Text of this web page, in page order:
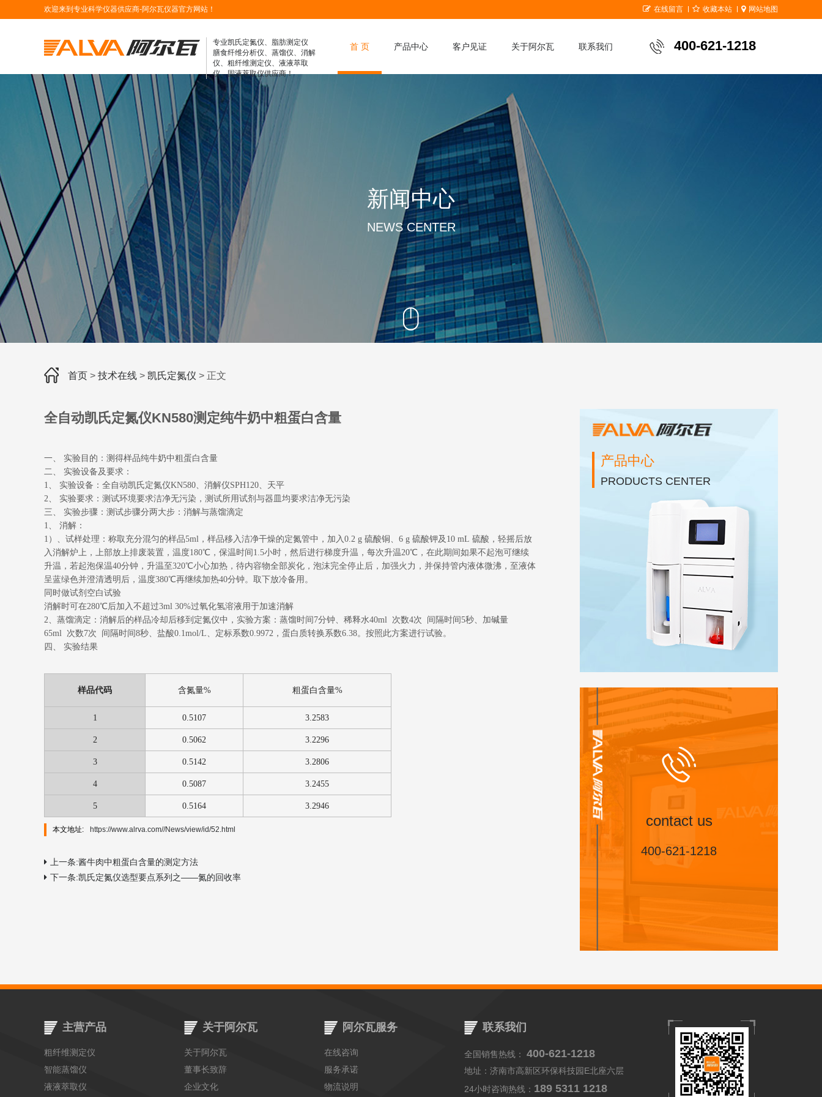
欢迎来到专业科学仪器供应商-阿尔瓦仪器官方网站！ 在线留言 收藏本站 网站地图
专业凯氏定氮仪、脂肪测定仪
膳食纤维分析仪、蒸馏仪、消解
仪、粗纤维测定仪、液液萃取
仪、固液萃取仪供应商！
首 页 产品中心
滤袋式脂肪测定仪
水解脂肪测定仪
消解仪
全自动消解仪
液液萃取仪
智能蒸馏仪
粗纤维测定仪
阳离子交换量测定仪
固液萃取仪
客户见证 关于阿尔瓦 联系我们 400-621-1218
新闻中心
NEWS CENTER
首页 > 技术在线 > 凯氏定氮仪 > 正文
全自动凯氏定氮仪KN580测定纯牛奶中粗蛋白含量
一、 实验目的：测得样品纯牛奶中粗蛋白含量
二、 实验设备及要求：
1、 实验设备：全自动凯氏定氮仪KN580、消解仪SPH120、天平
2、 实验要求：测试环境要求洁净无污染，测试所用试剂与器皿均要求洁净无污染
三、 实验步骤：测试步骤分两大步：消解与蒸馏滴定
1、 消解：
1）、试样处理：称取充分混匀的样品5ml，样品移入洁净干燥的定氮管中，加入0.2 g 硫酸铜、6 g 硫酸钾及10 mL 硫酸，轻摇后放
入消解炉上，上部放上排废装置，温度180℃，保温时间1.5小时，然后进行梯度升温，每次升温20℃，在此期间如果不起泡可继续
升温，若起泡保温40分钟，升温至320℃小心加热，待内容物全部炭化，泡沫完全停止后，加强火力，并保持管内液体微沸，至液体
呈蓝绿色并澄清透明后，温度380℃再继续加热40分钟。取下放冷备用。
同时做试剂空白试验
消解时可在280℃后加入不超过3ml 30%过氧化氢溶液用于加速消解
2、蒸馏滴定：消解后的样品冷却后移到定氮仪中，实验方案：蒸馏时间7分钟、稀释水40ml 次数4次 间隔时间5秒、加碱量
65ml 次数7次 间隔时间8秒、盐酸0.1mol/L、定标系数0.9972，蛋白质转换系数6.38。按照此方案进行试验。
四、 实验结果
样品代码 含氮量% 粗蛋白含量%
1 0.5107 3.2583
2 0.5062 3.2296
3 0.5142 3.2806
4 0.5087 3.2455
5 0.5164 3.2946
本文地址: https://www.alrva.com//News/view/id/52.html
上一条:酱牛肉中粗蛋白含量的测定方法
下一条:凯氏定氮仪选型要点系列之——氮的回收率
产品中心
PRODUCTS CENTER
contact us
400-621-1218
主营产品
粗纤维测定仪
智能蒸馏仪
液液萃取仪
关于阿尔瓦
关于阿尔瓦
董事长致辞
企业文化
阿尔瓦服务
在线咨询
服务承诺
物流说明
联系我们
全国销售热线：400-621-1218
地址：济南市高新区环保科技园E北座六层
24小时咨询热线： 189 5311 1218